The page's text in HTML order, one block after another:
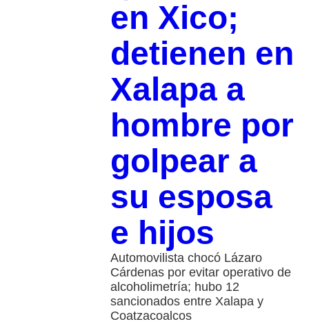
en Xico;
detienen en
Xalapa a
hombre por
golpear a
su esposa
e hijos
Automovilista chocó Lázaro
Cárdenas por evitar operativo de
alcoholimetría; hubo 12
sancionados entre Xalapa y
Coatzacoalcos